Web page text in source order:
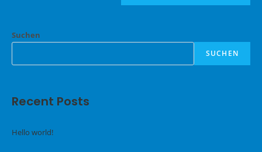
Suchen
SUCHEN
Recent Posts
Hello world!